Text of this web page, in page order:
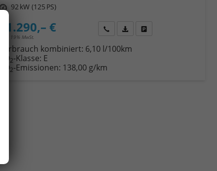
Leistung 92 kW (125 PS)
31.290,– €
incl. 19% MwSt.
Wir rufen Sie an
Fahrzeugexposé (PDF)
Fahrzeug parken
Verbrauch kombiniert: 6,10 l/100km
CO2-Klasse: E
CO2-Emissionen: 138,00 g/km